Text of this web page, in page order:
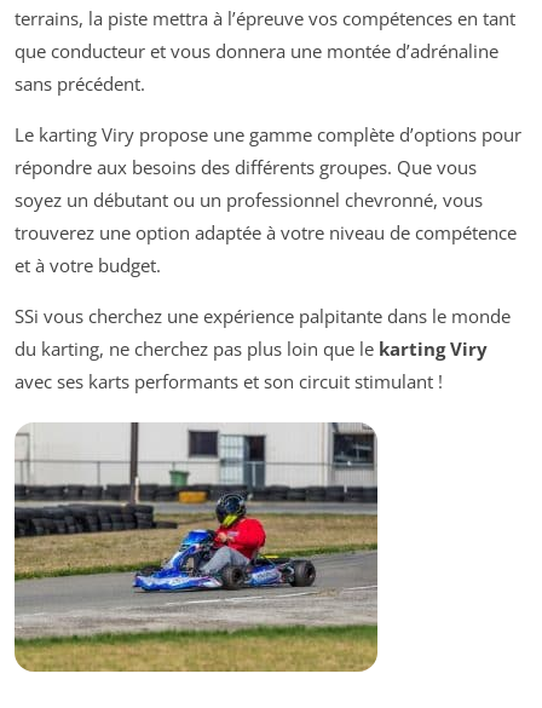
terrains, la piste mettra à l’épreuve vos compétences en tant
que conducteur et vous donnera une montée d’adrénaline
sans précédent.
Le karting Viry propose une gamme complète d’options pour
répondre aux besoins des différents groupes. Que vous
soyez un débutant ou un professionnel chevronné, vous
trouverez une option adaptée à votre niveau de compétence
et à votre budget.
SSi vous cherchez une expérience palpitante dans le monde
du karting, ne cherchez pas plus loin que le karting Viry
avec ses karts performants et son circuit stimulant !